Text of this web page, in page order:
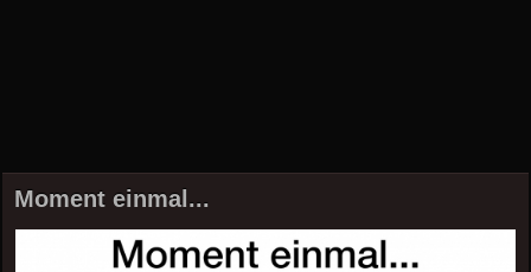
Moment einmal...